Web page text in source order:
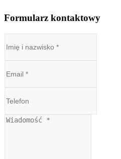
Formularz kontaktowy